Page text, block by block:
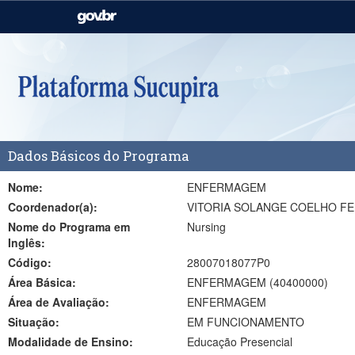
Casa Civil
Pecuária e Abastecimento
Dados Básicos do Programa
Nome:
ENFERMAGEM
Coordenador(a):
VITORIA SOLANGE COELHO
Nome do Programa em
Inglês:
Nursing
Código:
28007018077P0
Área Básica:
ENFERMAGEM (40400000)
Área de Avaliação:
ENFERMAGEM
Situação:
EM FUNCIONAMENTO
Modalidade de Ensino:
Educação Presencial